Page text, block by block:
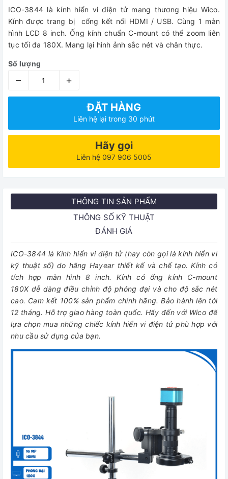
ICO-3844 là kính hiển vi điện tử mang thương hiệu Wico.
Kính được trang bị cổng kết nối HDMI / USB. Cùng 1 màn
hình LCD 8 inch. Ống kính chuẩn C-mount có thể zoom liên
tục tối đa 180X. Mang lại hình ảnh sắc nét và chân thực.
Số lượng
– +
ĐẶT HÀNG
Liên hệ lại trong 30 phút
Hãy gọi
Liên hệ 097 906 5005
THÔNG TIN SẢN PHẨM
THÔNG SỐ KỸ THUẬT
ĐÁNH GIÁ
ICO-3844 là Kính hiển vi điện tử (hay còn gọi là kính hiển vi
kỹ thuật số) do hãng Hayear thiết kế và chế tạo. Kính có
tích hợp màn hình 8 inch. Kính có ống kính C-mount
180X dễ dàng điều chỉnh độ phóng đại và cho độ sắc nét
cao. Cam kết 100% sản phẩm chính hãng. Bảo hành lên tới
12 tháng. Hỗ trợ giao hàng toàn quốc. Hãy đến với Wico để
lựa chọn mua những chiếc kính hiển vi điện tử phù hợp với
nhu cầu sử dụng của bạn.